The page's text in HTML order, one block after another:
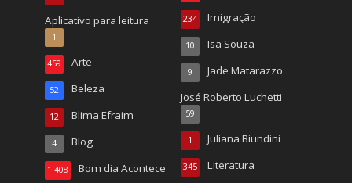
Aplicativo para leitura
1
Arte
459
Beleza
52
Blima Efraim
12
Blog
4
Bom dia Acontece
1.408
Imigração
234
Isa Souza
10
Jade Matarazzo
9
José Roberto Luchetti
59
Juliana Biundini
1
Literatura
345